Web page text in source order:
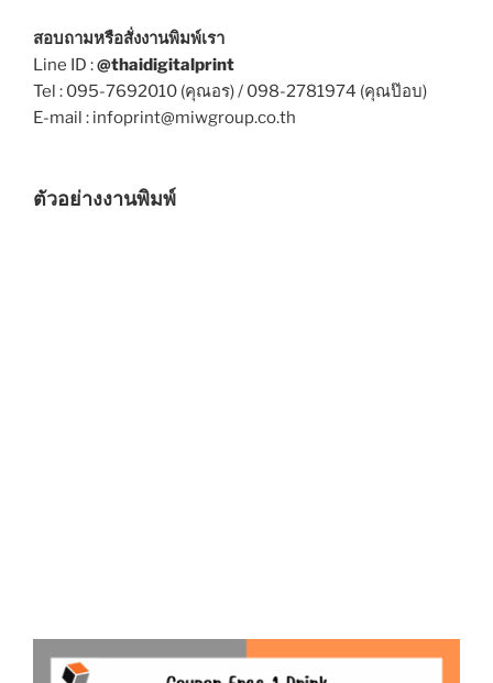
สอบถามหรือสั่งงานพิมพ์เรา
Line ID :@thaidigitalprint
Tel : 095-7692010 (คุณอร) / 098-2781974 (คุณป๊อบ)
E-mail : infoprint@miwgroup.co.th
ตัวอย่างงานพิมพ์